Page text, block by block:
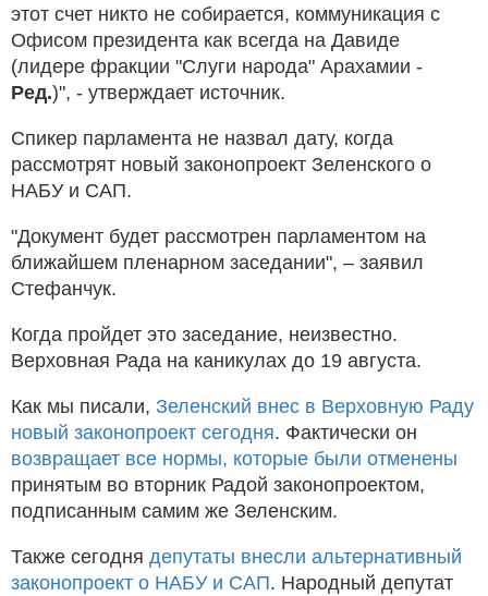
этот счет никто не собирается, коммуникация с
Офисом президента как всегда на Давиде
(лидере фракции "Слуги народа" Арахамии -
Ред.)", - утверждает источник.
Спикер парламента не назвал дату, когда
рассмотрят новый законопроект Зеленского о
НАБУ и САП.
"Документ будет рассмотрен парламентом на
ближайшем пленарном заседании", – заявил
Стефанчук.
Когда пройдет это заседание, неизвестно.
Верховная Рада на каникулах до 19 августа.
Как мы писали, Зеленский внес в Верховную Раду
новый законопроект сегодня. Фактически он
возвращает все нормы, которые были отменены
принятым во вторник Радой законопроектом,
подписанным самим же Зеленским.
Также сегодня депутаты внесли альтернативный
законопроект о НАБУ и САП. Народный депутат